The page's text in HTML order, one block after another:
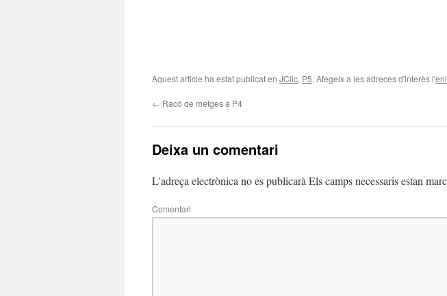
Aquest article ha estat publicat en JClic, P5. Afegeix a les adreces d'interès l'
← Racó de metges a P4
Deixa un comentari
L'adreça electrònica no es publicarà Els camps necessaris estan
Comentari